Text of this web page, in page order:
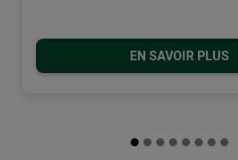
EN SAVOIR PLUS